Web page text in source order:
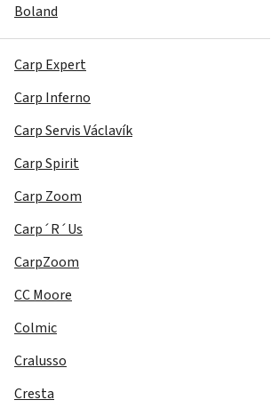
Boland
Carp Expert
Carp Inferno
Carp Servis Václavík
Carp Spirit
Carp Zoom
Carp´R´Us
CarpZoom
CC Moore
Colmic
Cralusso
Cresta